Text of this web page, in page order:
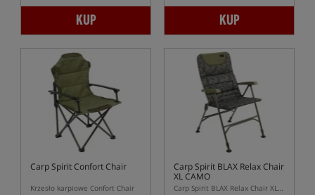
KUP KUP
Carp Spirit Confort Chair
Krzesło karpiowe Confort Chair
Carp Spirit BLAX Relax Chair
XL CAMO
Carp Spirit BLAX Relax Chair XL CAMO – duży fotel karpiowy